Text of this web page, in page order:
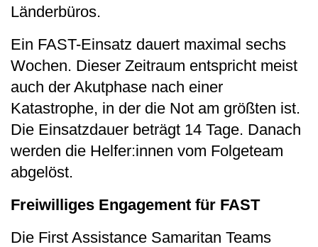
Länderbüros.
Ein FAST-Einsatz dauert maximal sechs
Wochen. Dieser Zeitraum entspricht meist
auch der Akutphase nach einer
Katastrophe, in der die Not am größten ist.
Die Einsatzdauer beträgt 14 Tage. Danach
werden die Helfer:innen vom Folgeteam
abgelöst.
Freiwilliges Engagement für FAST
Die First Assistance Samaritan Teams